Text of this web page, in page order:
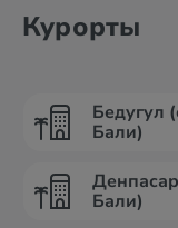
Курорты
Бедугул
Бали)
Бали)